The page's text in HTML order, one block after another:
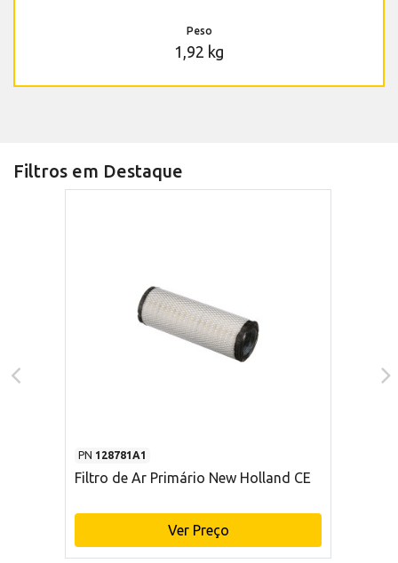
Peso
1,92 kg
Filtros em Destaque
PN 128781A1
Filtro de Ar Primário New Holland CE
Ver Preço